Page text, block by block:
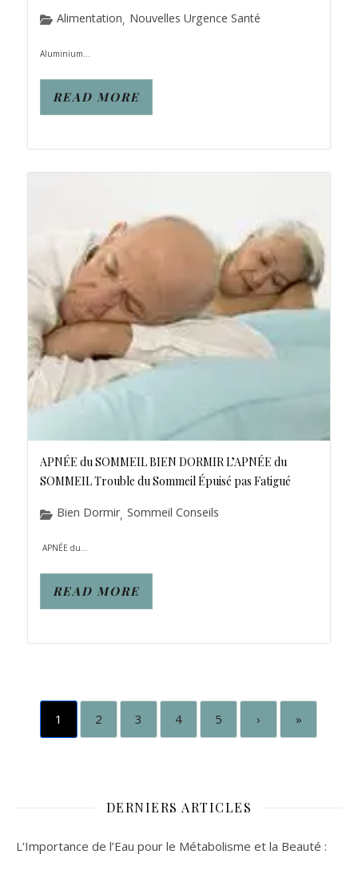
Alimentation, Nouvelles Urgence Santé
Aluminium...
READ MORE
APNÉE du SOMMEIL BIEN DORMIR L’APNÉE du
SOMMEIL Trouble du Sommeil Épuisé pas Fatigué
Bien Dormir, Sommeil Conseils
APNÉE du...
READ MORE
1 2 3 4 5 › »
DERNIERS ARTICLES
L’Importance de l’Eau pour le Métabolisme et la Beauté :